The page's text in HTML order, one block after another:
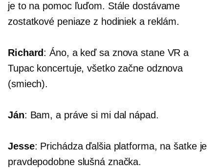
je to na pomoc ľuďom. Stále dostávame
zostatkové peniaze z hodiniek a reklám.
Richard: Áno, a keď sa znova stane VR a
Tupac koncertuje, všetko začne odznova
(smiech).
Ján: Bam, a práve si mi dal nápad.
Jesse: Prichádza ďalšia platforma, na šatke je
pravdepodobne slušná značka.